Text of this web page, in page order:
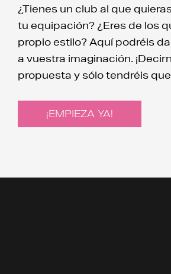
¿Tienes un club al que
tu equipación? ¿Eres de los
propio estilo? Aquí podréis
a vuestra imaginación.
propuesta y sólo tendréis
¡EMPIEZA YA!